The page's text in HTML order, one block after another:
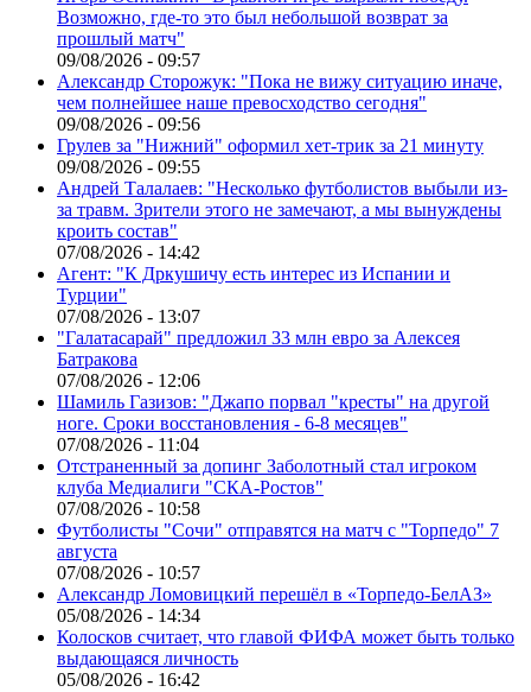
Возможно, где-то это был небольшой возврат за
прошлый матч"
09/08/2026 - 09:57
Александр Сторожук: "Пока не вижу ситуацию иначе,
чем полнейшее наше превосходство сегодня"
09/08/2026 - 09:56
Грулев за "Нижний" оформил хет-трик за 21 минуту
09/08/2026 - 09:55
Андрей Талалаев: "Несколько футболистов выбыли из-
за травм. Зрители этого не замечают, а мы вынуждены
кроить состав"
07/08/2026 - 14:42
Агент: "К Дркушичу есть интерес из Испании и
Турции"
07/08/2026 - 13:07
"Галатасарай" предложил 33 млн евро за Алексея
Батракова
07/08/2026 - 12:06
Шамиль Газизов: "Джапо порвал "кресты" на другой
ноге. Сроки восстановления - 6-8 месяцев"
07/08/2026 - 11:04
Отстраненный за допинг Заболотный стал игроком
клуба Медиалиги "СКА-Ростов"
07/08/2026 - 10:58
Футболисты "Сочи" отправятся на матч с "Торпедо" 7
августа
07/08/2026 - 10:57
Александр Ломовицкий перешёл в «Торпедо-БелАЗ»
05/08/2026 - 14:34
Колосков считает, что главой ФИФА может быть только
выдающаяся личность
05/08/2026 - 16:42